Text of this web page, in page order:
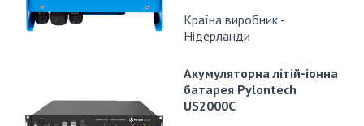
Країна виробник -
Нідерланди
Акумуляторна літій-іонна
батарея Pylontech
US2000C